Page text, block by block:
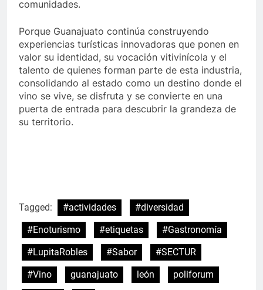
comunidades.
Porque Guanajuato continúa construyendo
experiencias turísticas innovadoras que ponen en
valor su identidad, su vocación vitivinícola y el
talento de quienes forman parte de esta industria,
consolidando al estado como un destino donde el
vino se vive, se disfruta y se convierte en una
puerta de entrada para descubrir la grandeza de
su territorio.
Tagged: #actividades
#diversidad
#Enoturismo
#etiquetas
#Gastronomía
#LupitaRobles
#Sabor
#SECTUR
#Vino
guanajuato león
poliforum